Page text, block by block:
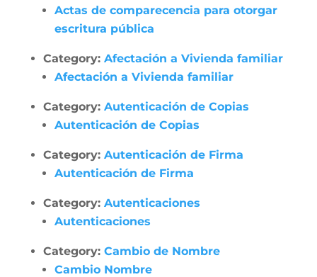
Actas de comparecencia para otorgar
escritura pública
Category: Afectación a Vivienda familiar
Afectación a Vivienda familiar
Category: Autenticación de Copias
Autenticación de Copias
Category: Autenticación de Firma
Autenticación de Firma
Category: Autenticaciones
Autenticaciones
Category: Cambio de Nombre
Cambio Nombre